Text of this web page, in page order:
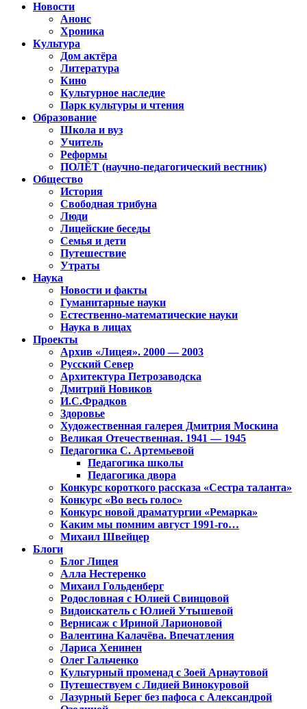
Новости
Анонс
Хроника
Культура
Дом актёра
Литература
Кино
Культурное наследие
Парк культуры и чтения
Образование
Школа и вуз
Учитель
Реформы
ПОЛЁТ (научно-педагогический вестник)
Общество
История
Свободная трибуна
Люди
Лицейские беседы
Семья и дети
Путешествие
Утраты
Наука
Новости и факты
Гуманитарные науки
Естественно-математические науки
Наука в лицах
Проекты
Архив «Лицея». 2000 — 2003
Русский Север
Архитектура Петрозаводска
Дмитрий Новиков
И.С.Фрадков
Здоровье
Художественная галерея Дмитрия Москина
Великая Отечественная. 1941 — 1945
Педагогика С. Артемьевой
Педагогика школы
Педагогика двора
Конкурс короткого рассказа «Сестра таланта»
Конкурс «Во весь голос»
Конкурс новой драматургии «Ремарка»
Каким мы помним август 1991-го…
Михаил Швейцер
Блоги
Блог Лицея
Алла Нестеренко
Михаил Гольденберг
Родословная с Юлией Свинцовой
Видоискатель с Юлией Утышевой
Вернисаж с Ириной Ларионовой
Валентина Калачёва. Впечатления
Лариса Хенинен
Олег Гальченко
Культурный променад с Зоей Арнаутовой
Путешествуем с Лидией Винокуровой
Лазурный Берег без пафоса с Александрой